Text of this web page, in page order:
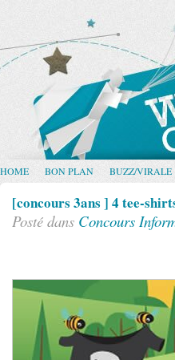
HOME BON PLAN BUZZ/VIRALE
[concours 3ans ] 4 tee-
Posté dans Concours